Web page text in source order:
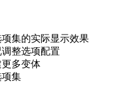
项集的实际显示效果
整选项配置
更多变体
项集